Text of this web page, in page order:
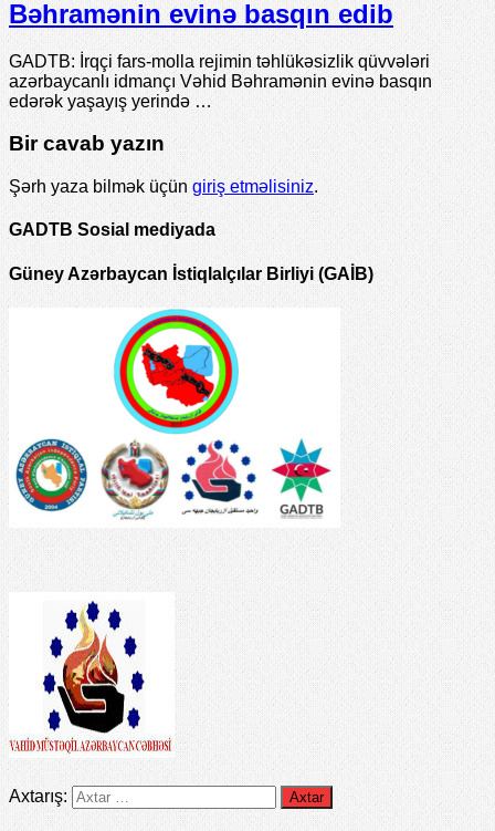
Bəhramənin evinə basqın edib
GADTB: İrqçi fars-molla rejimin təhlükəsizlik qüvvələri
azərbaycanlı idmançı Vəhid Bəhramənin evinə basqın
edərək yaşayış yerində …
Bir cavab yazın
Şərh yaza bilmək üçün giriş etməlisiniz.
GADTB Sosial mediyada
Güney Azərbaycan İstiqlalçılar Birliyi (GAİB)
Axtarış: